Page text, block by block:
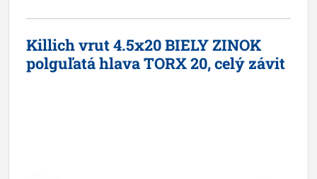
Killich vrut 4.5x20 BIELY ZINOK
polguľatá hlava TORX 20, celý závit